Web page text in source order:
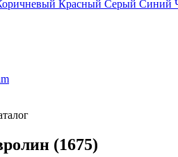
Красный Серый Синий
(1675)